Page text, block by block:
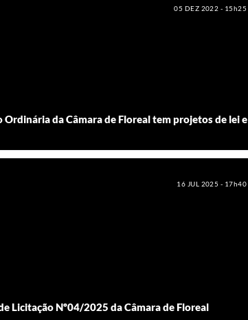
05 DEZ 2022 - 15h25
Ordinária da Câmara de Floreal tem projetos de lei e
16 JUL 2025 - 17h40
Licitação Nº04/2025 da Câmara de Floreal